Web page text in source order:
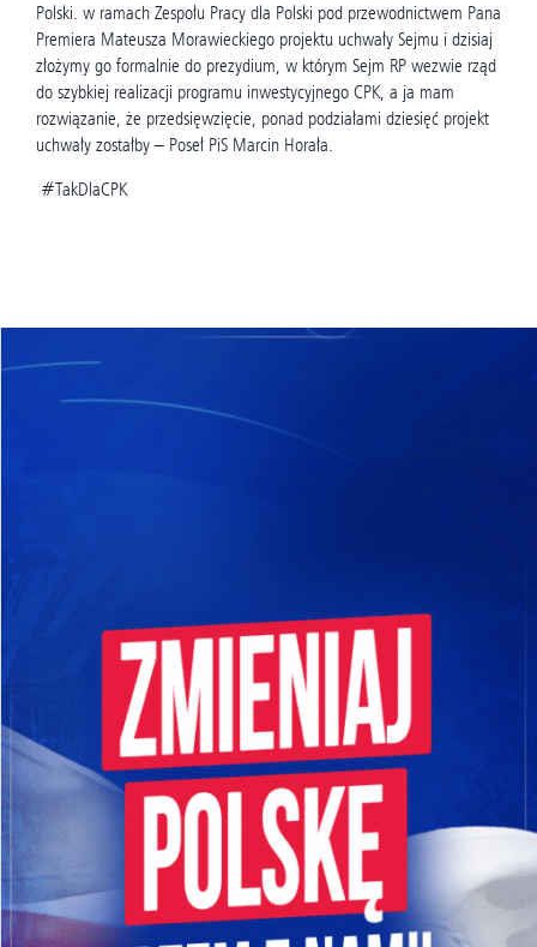
Polski. w ramach Zespołu Pracy dla Polski pod przewodnictwem Pana
Premiera Mateusza Morawieckiego projektu uchwały Sejmu i dzisiaj
złożymy go formalnie do prezydium, w którym Sejm RP wezwie rząd
do szybkiej realizacji programu inwestycyjnego CPK, a ja mam
rozwiązanie, że przedsięwzięcie, ponad podziałami dziesięć projekt
uchwały zostałby – Poseł PiS Marcin Horała.
#TakDlaCPK